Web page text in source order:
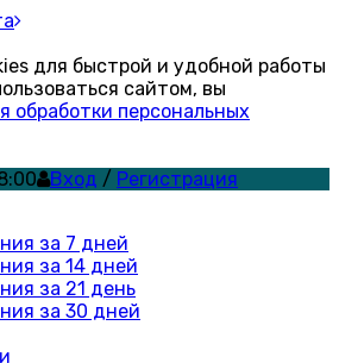
для быстрой и удобной работы
сайтом, вы
обработки персональных
Вход / Регистрация
за 7 дней
за 14 дней
за 21 день
за 30 дней